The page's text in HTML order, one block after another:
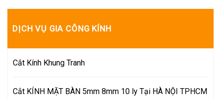
DỊCH VỤ GIA CÔNG KÍNH
Cắt Kính Khung Tranh
Cắt KÍNH MẶT BÀN 5mm 8mm 10 ly Tại HÀ NỘI TPHCM